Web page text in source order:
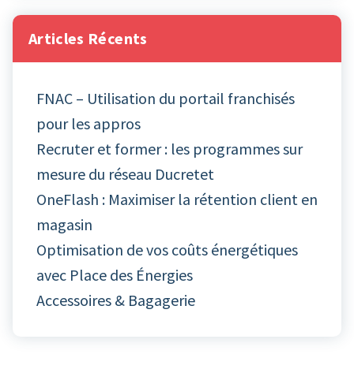
Articles Récents
FNAC – Utilisation du portail franchisés
pour les appros
Recruter et former : les programmes sur
mesure du réseau Ducretet
OneFlash : Maximiser la rétention client en
magasin
Optimisation de vos coûts énergétiques
avec Place des Énergies
Accessoires & Bagagerie